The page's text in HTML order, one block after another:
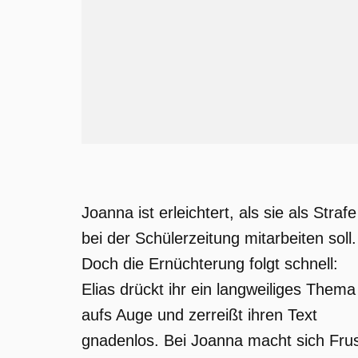
Joanna ist erleichtert, als sie als Strafe
bei der Schülerzeitung mitarbeiten soll.
Doch die Ernüchterung folgt schnell:
Elias drückt ihr ein langweiliges Thema
aufs Auge und zerreißt ihren Text
gnadenlos. Bei Joanna macht sich